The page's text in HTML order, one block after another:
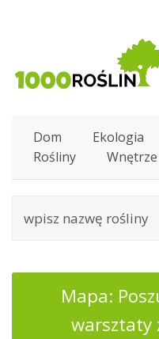
Dom Ekologia
Rośliny
Wnętrze
Mapa:
warsztaty